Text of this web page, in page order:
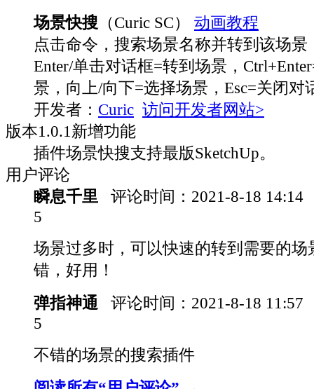
场景快搜 （Curic SC）
动画教程
点击命令，搜索场景名称并转到该场景
Enter/单击对话框=转到场景，
景，向上/向下=选择场景，Esc=关闭对
开发者： Curic 访问开发者网站>
版本1.0.1 新增功能
插件场景快搜支持最版SketchUp。
用户评论
瞬息千里
评论时间： 2021-8-18 14:14
5
场景过多时，可以快速的转到需要的场
错，好用！
弹指神通
评论时间： 2021-8-18 11:57
5
不错的场景的搜索插件